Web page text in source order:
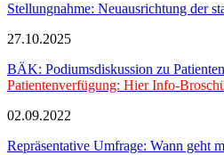
Stellungnahme: Neuausrichtung der
27.10.2025
BÄK: Podiumsdiskussion zu
Patientenverfügung: Hier Info-
02.09.2022
Repräsentative Umfrage: Wann geht